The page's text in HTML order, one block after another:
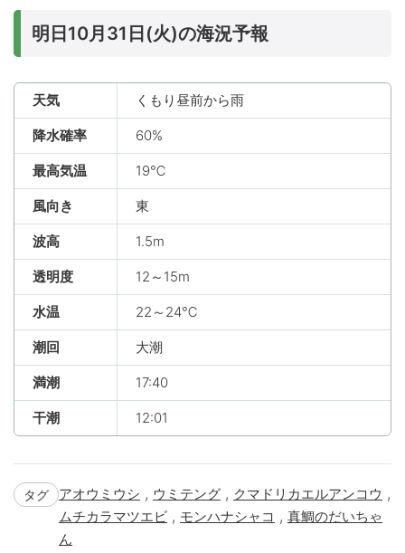
明日10月31日(火)の海況予報
天気 くもり昼前から雨
降水確率 60%
最高気温 19℃
風向き 東
波高 1.5m
透明度 12～15m
水温 22～24℃
潮回 大潮
満潮 17:40
干潮 12:01
タグ アオウミウシ , ウミテング , クマドリカエルアンコウ ,
ムチカラマツエビ , モンハナシャコ , 真鯛のだいちゃ
ん